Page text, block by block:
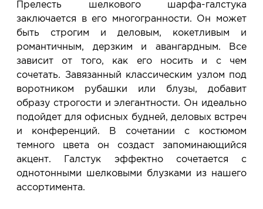
Прелесть шелкового шарфа-галстука
заключается в его многогранности. Он может
быть строгим и деловым, кокетливым и
романтичным, дерзким и авангардным. Все
зависит от того, как его носить и с чем
сочетать. Завязанный классическим узлом под
воротником рубашки или блузы, добавит
образу строгости и элегантности. Он идеально
подойдет для офисных будней, деловых встреч
и конференций. В сочетании с костюмом
темного цвета он создаст запоминающийся
акцент. Галстук эффектно сочетается с
однотонными шелковыми блузками из нашего
ассортимента.